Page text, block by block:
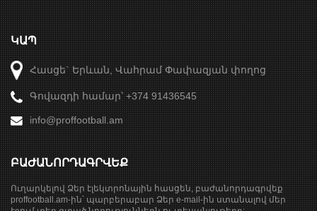
ԿԱՊ
Հասցե` Երևան, Վահրամ Փափազյան փողոց
Գովազդի համար՝ +374 91436545
info@proffootball.am
ԲԱԺԱՆՈՐԴԱԳՐՎԵՔ
Ուղարկելով Ձեր էլեկտրոնային հասցեն, բաժանորդագրվեք
proffootball.am-ին՝ պարբերաբար Ձեր e-mail-ին ստանալով մեր